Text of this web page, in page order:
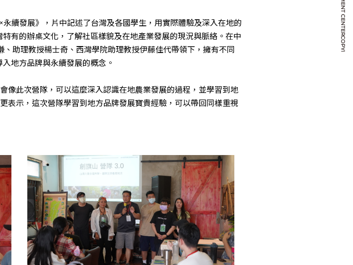
續發展》，片中記述了台灣及各國學生，用實際體驗及深入在地的
有的辦桌文化，了解社區樣貌及在地產業發展的現況與脈絡。在中
助理教授楊士奇、西灣學院助理教授伊藤佳代帶領下，擁有不同
地方品牌與永續發展的概念。
像此次營隊，可以這麼深入認識在地農業發展的過程，並學習到地
表示，這次營隊學習到地方品牌發展寶貴經驗，可以帶回同樣重視